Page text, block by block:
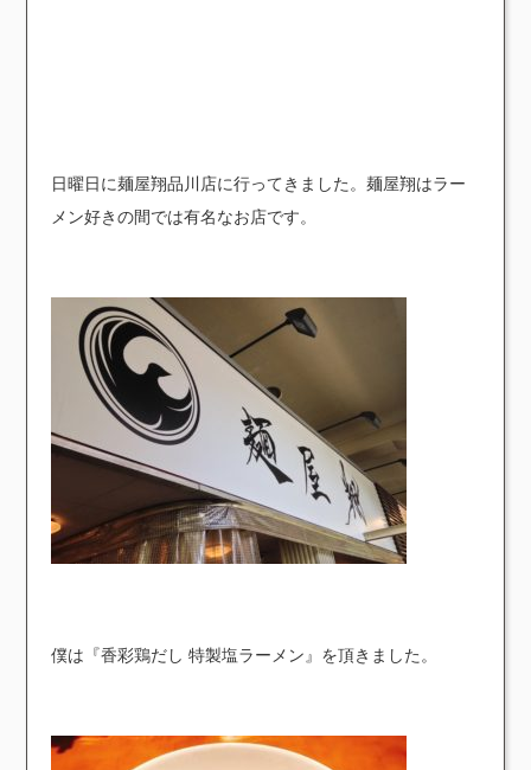
日曜日に麺屋翔品川店に行ってきました。麺屋翔はラー
メン好きの間では有名なお店です。
僕は『香彩鶏だし 特製塩ラーメン』を頂きました。